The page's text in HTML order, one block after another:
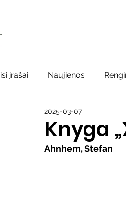
įrašai Naujienos
Kraštotyros darbai
Sidabrinės bitės Garbės
Knyga
2025-03-07
Ahnhem, Stefan